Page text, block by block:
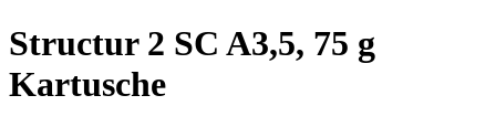
Structur 2 SC A3,5, 75 g
Kartusche